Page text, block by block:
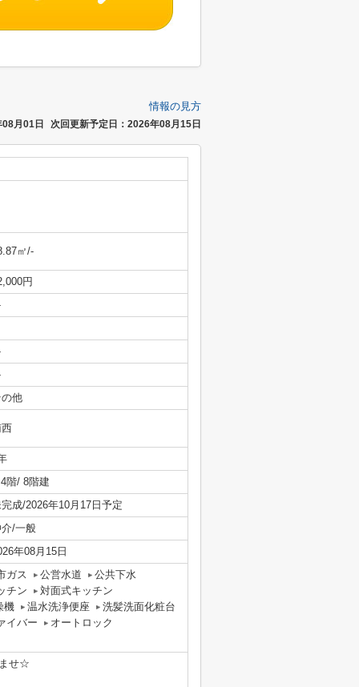
情報の見方
月01日 次回更新予定日：2026年08月15日
㎡/-
円
他
階/ 8階建
成/2026年10月17日予定
/一般
年08月15日
ガス
公営水道
公共下水
チン
対面式キッチン
機
温水洗浄便座
洗髪洗面化粧台
イバー
オートロック
せ☆